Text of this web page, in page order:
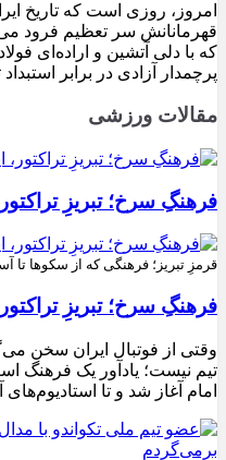
امروز، روزی است که تاریخ
قهرمانانش سر تعظیم فرود
که با دلی آتشین و اراده‌ای
پرچمدار آزادی در برابر
مقالات ورزشی
فرهنگِ سرخ؛ تبریزِ
قرمزِ تبریز؛ فرهنگی که از سکوها تا
فرهنگِ سرخ؛ تبریزِ
وقتی از فوتبال ایران سخن
تیم نیست؛ یادآور یک فرهنگ
امام آغاز شد و تا استادیوم‌های